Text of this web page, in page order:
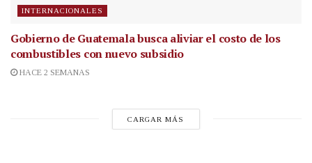
INTERNACIONALES
Gobierno de Guatemala busca aliviar el costo de los
combustibles con nuevo subsidio
HACE 2 SEMANAS
CARGAR MÁS